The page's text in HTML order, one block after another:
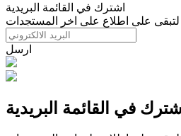
اشترك في القائمة البريدية
لتبقى على اطلاع على اخر المستجدات
ارسل
في القائمة البريدية